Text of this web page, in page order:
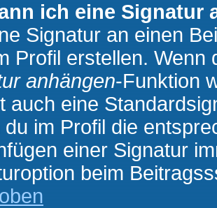
ich eine Signatur
Signatur an einen
Profil erstellen.
anhängen-Funktion
auch eine
du im Profil die
einer Signatur
beim